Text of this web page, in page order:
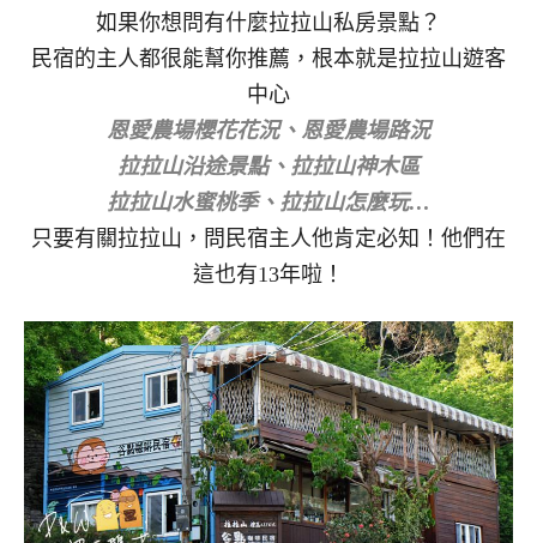
如果你想問有什麼拉拉山私房景點？
民宿的主人都很能幫你推薦，根本就是拉拉山遊客
中心
恩愛農場櫻花花況、恩愛農場路況
拉拉山沿途景點、拉拉山神木區
拉拉山水蜜桃季、拉拉山怎麼玩…
只要有關拉拉山，問民宿主人他肯定必知！他們在
這也有13年啦！